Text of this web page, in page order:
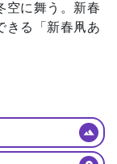
空に舞う。新春
きる「新春凧あ